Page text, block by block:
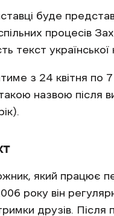
буде
процесів
текст
з 24 квітня по
назвою після
який працює
року він
друзів.